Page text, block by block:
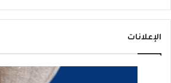
الإعلانات